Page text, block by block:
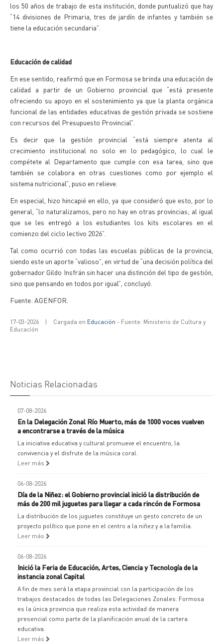
los 50 años de trabajo de esta institución, donde puntualizó que hay
“14 divisiones de Primaria, tres de jardín de infantes y también se
tiene la educación secundaria”.
Educación de calidad
En ese sentido, reafirmó que en Formosa se brinda una educación de
calidad a partir de un Gobierno provincial que “está presente
ofreciendo su apoyo en el sostenimiento ya que la planta orgánica
funcional de las entidades educativas de gestión privada se sostiene
con recursos del Presupuesto Provincial”.
Es decir que la gestión provincial “está siempre atenta al
crecimiento institucional no solo en lo pedagógico, lo cual le
compétete al Departamento que cumple con esa tarea, sino que
también se colabora en otras cuestiones como por ejemplo el
sistema nutricional”, puso en relieve.
En especial, hizo hincapié en ello, ya que consideró que esto, por lo
general, “lo naturalizamos, pero no hay en otras provincias; al igual
que se les entregó a los estudiantes los kits escolares en el
comienzo del ciclo lectivo 2026”.
Tal como ocurrió con todas las escuelas públicas de la provincia,
siendo este un aporte “valioso”, en virtud de “una decisión política del
gobernador Gildo Insfrán sin hacer una distinción del tipo de gestión,
sino que pensando en todos por igual”, concluyó.
Fuente: AGENFOR.
17-03-2026 | Cargada en Educación - Fuente: Ministerio de Cultura y
Educación
Noticias Relacionadas
07-08-2026
En la Delegación Zonal Río Muerto, más de 1000 voces vuelven
a encontrarse a través de la música
La iniciativa educativa y cultural promueve el encuentro, la
convivencia y el disfrute de la música coral.
Leer más
06-08-2026
Día de la Niñez: el Gobierno provincial inició la distribución de
más de 200 mil juguetes para llegar a cada rincón de Formosa
La distribución de los juguetes constituye un gesto concreto de un
proyecto político que pone en el centro a la niñez y a la familia.
Leer más
06-08-2026
Inició la Feria de Educación, Artes, Ciencia y Tecnología de la
instancia zonal Capital
A fin de mes será la etapa provincial con la participación de los
trabajos destacados de todas las Delegaciones Zonales. Formosa
es la única provincia que realiza esta actividad de manera
presencial como parte de la planificación anual de la cartera
educativa.
Leer más